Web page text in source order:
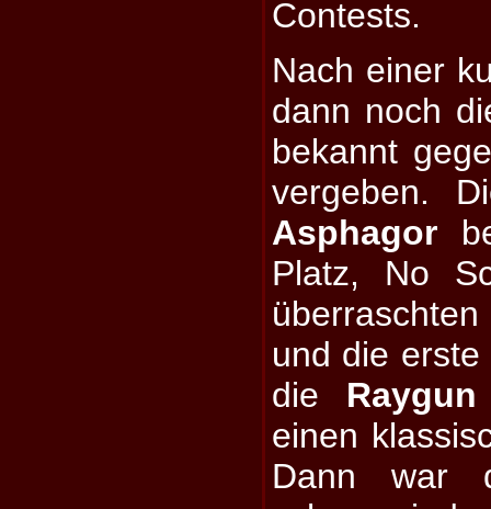
Contests.
Nach einer
dann noch
bekannt
vergeben.
Asphagor
Platz, No
und die
die
einen
Dann war